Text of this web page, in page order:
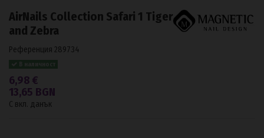
AirNails Collection Safari 1 Tiger
and Zebra
Референция 289734
6,98 €
13,65 BGN
С вкл. данък